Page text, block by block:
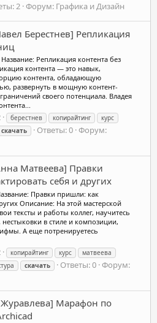
2 Форум: Графика и Дизайн
Берестнев] Репликация
Репликация контента без
контента — это навык,
контента, обладающую
развернуть в мощную контент-
своего потенциала. Владея
берестнев копирайтинг
курс
скачать Ответы: 0 Форум:
Матвеева] Правки
себя и других
Правки пришли: как
Описание: На этой мастерской
тексты и работы коллег, научитесь
в стиле и композиции,
А еще потренируетесь
копирайтинг курс
матвеева
скачать Ответы: 0 Форум:
Марафон по